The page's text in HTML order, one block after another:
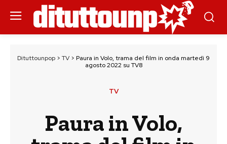
Dituttounpop > TV > Paura in Volo, trama del film in onda martedì 9
agosto 2022 su TV8
TV
Paura in Volo,